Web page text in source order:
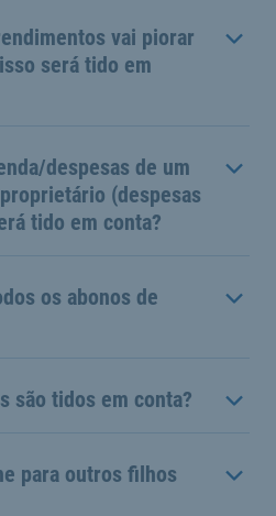
vai piorar
será tido em
despesas de um
(despesas
tido em conta?
os abonos de
são tidos em conta?
para outros filhos